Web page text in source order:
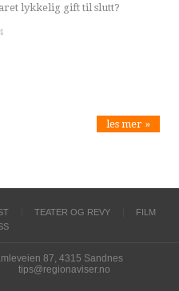
lykkelig gift til slutt?
les mer »
TEATER OG REVY
FILM
87, 4315 Sandnes
tips@regionaviser.no